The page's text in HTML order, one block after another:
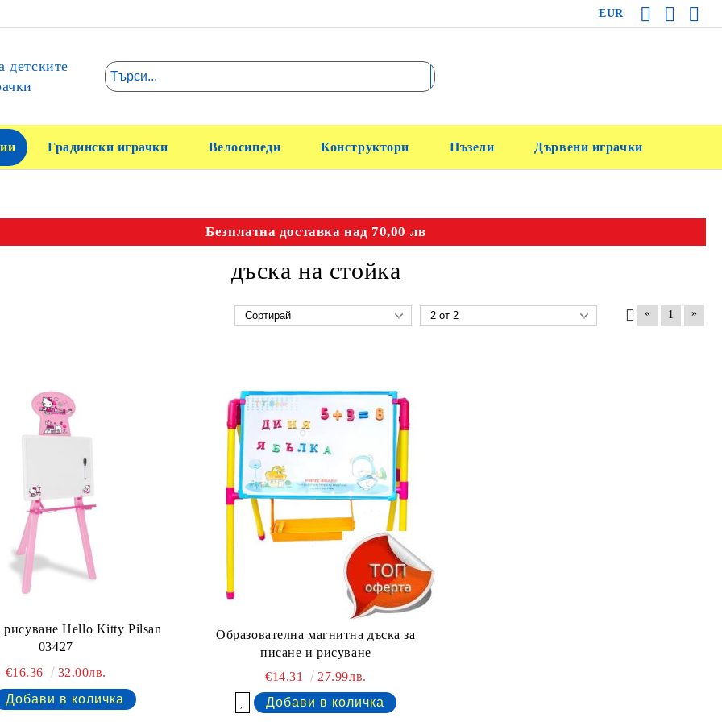
EUR
детските
Градински играчки Велосипеди Конструктори Пъзели Дървени играчки
Безплатна доставка над 70,00 лв
дъска на стойка
« 1 »
рисуване Hello Kitty Pilsan
03427
€16.36
32.00лв.
Образователна магнитна дъска за
писане и рисуване
€14.31
27.99лв.